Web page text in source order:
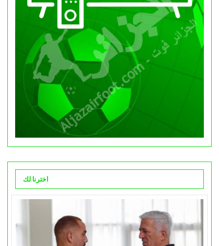
اخترنا لك